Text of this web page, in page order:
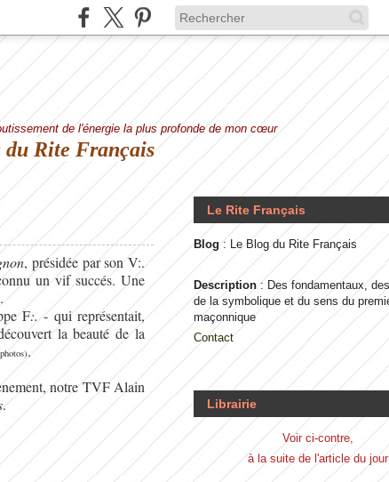
de l'énergie la plus profonde de mon cœur
du Rite Français
, présidée par son V:.
un vif succés. Une
F:. - qui représentait,
la beauté de la
.
notre TVF Alain
.
Le Rite Français
Blog : Le Blog du Rite Français
Description : Des fondamentaux,
de la symbolique et du sens du
maçonnique
Contact
Librairie
Voir ci-contre,
à la suite de l'article du jour